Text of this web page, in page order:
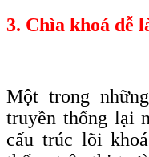
3. Chìa khoá dễ
Một trong
truyền thống lại
cấu trúc lõi